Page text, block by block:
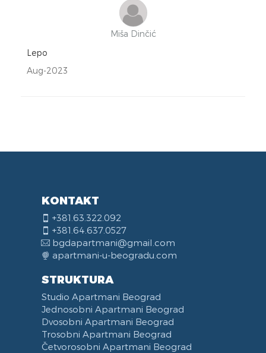
Miša Dinčić
Lepo
Aug-2023
KONTAKT
+381.63.322.092
+381.64.637.0527
bgdapartmani@gmail.com
apartmani-u-beogradu.com
STRUKTURA
Studio Apartmani Beograd
Jednosobni Apartmani Beograd
Dvosobni Apartmani Beograd
Trosobni Apartmani Beograd
Četvorosobni Apartmani Beograd